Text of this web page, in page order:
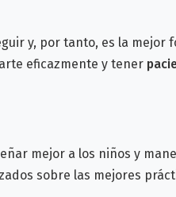
y, por tanto, es la mejor
eficazmente y tener
mejor a los niños y
sobre las mejores